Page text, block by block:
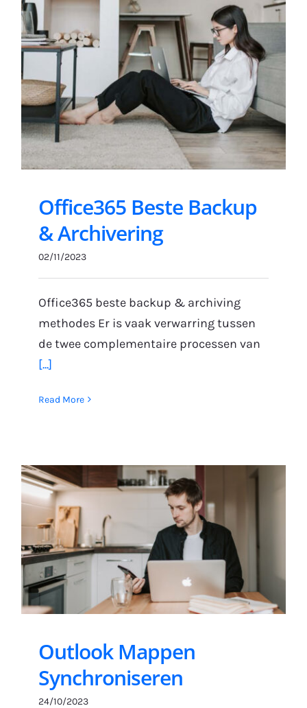
Gratis Proefperiode
Office365 Beste Backup
& Archivering
02/11/2023
Office365 beste backup & archiving
methodes Er is vaak verwarring tussen
de twee complementaire processen van
[...]
Read More
Outlook Mappen
Synchroniseren
24/10/2023